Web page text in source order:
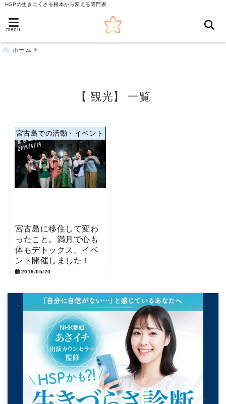
HSPの生きにくさを根本から変える専門家
menu
ホーム
【 観光】 一覧
宮古島での活動・イベント
宮古島に移住して変わ
ったこと。満月で心も
体もデトックス。イベ
ント開催しました！
2019/05/20